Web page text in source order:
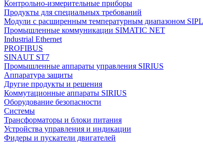
Контрольно-измерительные приборы
Продукты для специальных требований
Модули с расширенным температурным диапазоном
Промышленные коммуникации SIMATIC NET
Industrial Ethernet
PROFIBUS
SINAUT ST7
Промышленные аппараты управления SIRIUS
Аппаратура защиты
Другие продукты и решения
Коммутационные аппараты SIRIUS
Оборудование безопасности
Системы
Трансформаторы и блоки питания
Устройства управления и индикации
Фидеры и пускатели двигателей